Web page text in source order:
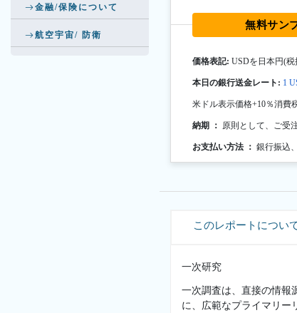
金融/保険について
航空宇宙/ 防衛
無料サン
価格表記: USDを日本円(
本日の銀行送金レート: 1
米ドル表示価格+10％消費
納期 ： 原則として、ご受
お支払い方法 ： 銀行振込
このレポートについ
一次研究
一次調査は、直接の情報
に、広範なプライマリー